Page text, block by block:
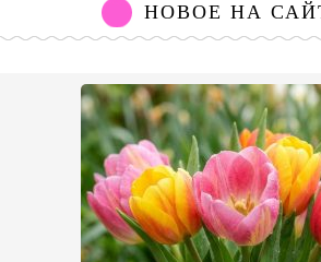
НОВОЕ НА